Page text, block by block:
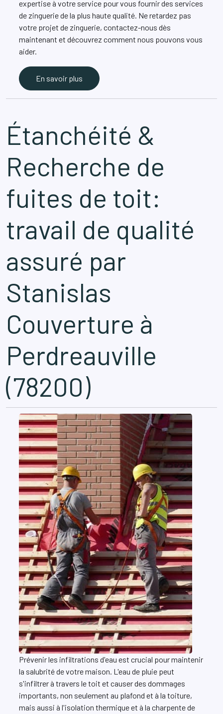
expertise à votre service pour vous fournir des services
de zinguerie de la plus haute qualité. Ne retardez pas
votre projet de zinguerie, contactez-nous dès
maintenant et découvrez comment nous pouvons vous
aider.
En savoir plus
Étanchéité &
Recherche de
fuites de toit:
travail de qualité
assuré par
Stanislas
Couverture à
Perdreauville
(78200)
Prévenir les infiltrations d'eau est crucial pour maintenir
la salubrité de votre maison. L'eau de pluie peut
s'infiltrer à travers le toit et causer des dommages
importants, non seulement au plafond et à la toiture,
mais aussi à l'isolation thermique et à la charpente de